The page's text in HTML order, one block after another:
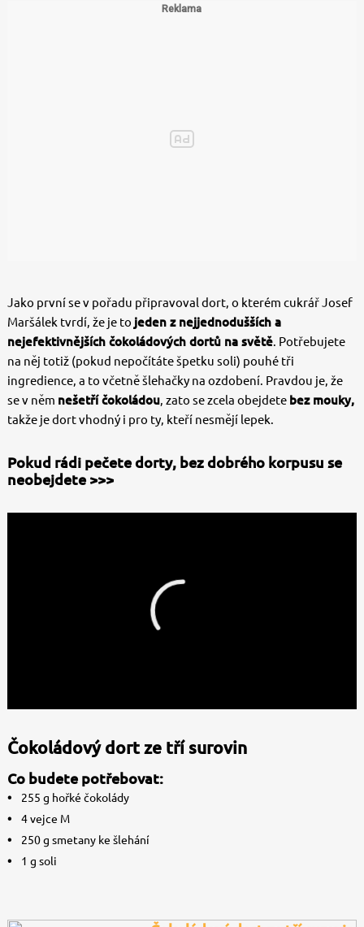
Jako první se v pořadu připravoval dort, o kterém cukrář Josef
Maršálek tvrdí, že je to jeden z nejjednodušších a
nejefektivnějších čokoládových dortů na světě. Potřebujete
na něj totiž (pokud nepočítáte špetku soli) pouhé tři
ingredience, a to včetně šlehačky na ozdobení. Pravdou je, že
se v něm nešetří čokoládou, zato se zcela obejdete bez mouky,
takže je dort vhodný i pro ty, kteří nesmějí lepek.
Pokud rádi pečete dorty, bez dobrého korpusu se
neobejdete >>>
Čokoládový dort ze tří surovin
Co budete potřebovat:
255 g hořké čokolády
4 vejce M
250 g smetany ke šlehání
1 g soli